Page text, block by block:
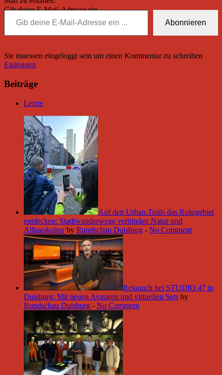
Gib deine E-Mail-Adresse ein ...
Abonnieren
Sie muessen eingeloggt sein um einen Kommentar zu schreiben
Einloggen
Beiträge
Letzte
Auf den Urban.Trails das Ruhrgebiet
entdecken: Stadtwanderwege verbinden Natur und
Alltagskultur by Rundschau Duisburg - No Comment
Relaunch bei STUDIO 47 in
Duisburg: Mit neuen Avataren und virtuellen Sets by
Rundschau Duisburg - No Comment